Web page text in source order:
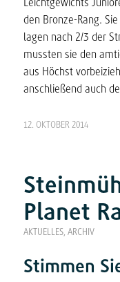
den Bronze-Rang.
lagen nach 2/3 der
mussten sie den
aus Höchst
anschließend auch
12. OKTOBER 2014
Planet
AKTUELLES, ARCHIV
Stimmen